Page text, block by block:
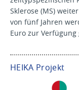
Sklerose (MS)
von fünf Jahren
Euro zur Verfügung
HEIKA Projekt